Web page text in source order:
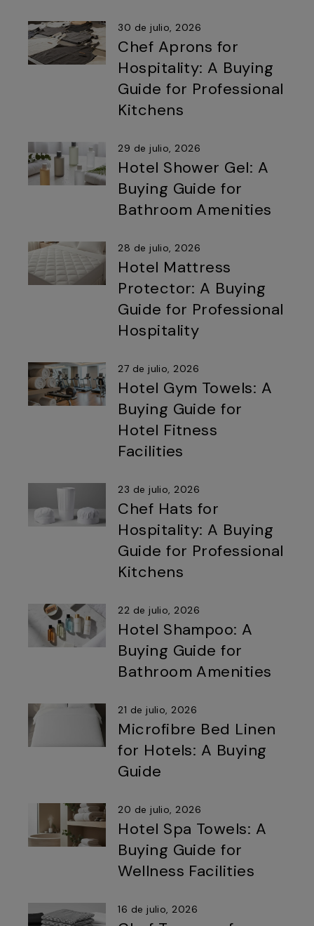
30 de julio, 2026
Chef Aprons for
Hospitality: A Buying
Guide for Professional
Kitchens
29 de julio, 2026
Hotel Shower Gel: A
Buying Guide for
Bathroom Amenities
28 de julio, 2026
Hotel Mattress
Protector: A Buying
Guide for Professional
Hospitality
27 de julio, 2026
Hotel Gym Towels: A
Buying Guide for
Hotel Fitness
Facilities
23 de julio, 2026
Chef Hats for
Hospitality: A Buying
Guide for Professional
Kitchens
22 de julio, 2026
Hotel Shampoo: A
Buying Guide for
Bathroom Amenities
21 de julio, 2026
Microfibre Bed Linen
for Hotels: A Buying
Guide
20 de julio, 2026
Hotel Spa Towels: A
Buying Guide for
Wellness Facilities
16 de julio, 2026